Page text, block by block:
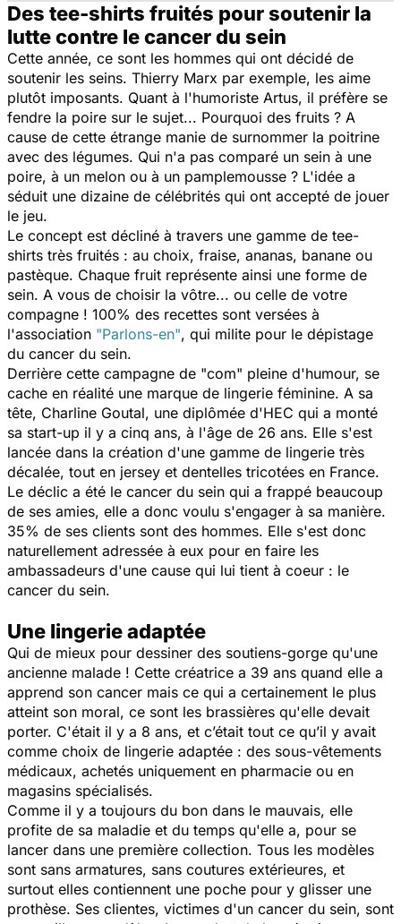
Des tee-shirts fruités pour soutenir la
lutte contre le cancer du sein
Cette année, ce sont les hommes qui ont décidé de
soutenir les seins. Thierry Marx par exemple, les aime
plutôt imposants. Quant à l'humoriste Artus, il préfère se
fendre la poire sur le sujet... Pourquoi des fruits ? A
cause de cette étrange manie de surnommer la poitrine
avec des légumes. Qui n'a pas comparé un sein à une
poire, à un melon ou à un pamplemousse ? L'idée a
séduit une dizaine de célébrités qui ont accepté de jouer
le jeu.
Le concept est décliné à travers une gamme de tee-
shirts très fruités : au choix, fraise, ananas, banane ou
pastèque. Chaque fruit représente ainsi une forme de
sein. A vous de choisir la vôtre... ou celle de votre
compagne ! 100% des recettes sont versées à
l'association "Parlons-en", qui milite pour le dépistage
du cancer du sein.
Derrière cette campagne de "com" pleine d'humour, se
cache en réalité une marque de lingerie féminine. A sa
tête, Charline Goutal, une diplômée d'HEC qui a monté
sa start-up il y a cinq ans, à l'âge de 26 ans. Elle s'est
lancée dans la création d'une gamme de lingerie très
décalée, tout en jersey et dentelles tricotées en France.
Le déclic a été le cancer du sein qui a frappé beaucoup
de ses amies, elle a donc voulu s'engager à sa manière.
35% de ses clients sont des hommes. Elle s'est donc
naturellement adressée à eux pour en faire les
ambassadeurs d'une cause qui lui tient à coeur : le
cancer du sein.
Une lingerie adaptée
Qui de mieux pour dessiner des soutiens-gorge qu'une
ancienne malade ! Cette créatrice a 39 ans quand elle a
apprend son cancer mais ce qui a certainement le plus
atteint son moral, ce sont les brassières qu'elle devait
porter. C'était il y a 8 ans, et c’était tout ce qu’il y avait
comme choix de lingerie adaptée : des sous-vêtements
médicaux, achetés uniquement en pharmacie ou en
magasins spécialisés.
Comme il y a toujours du bon dans le mauvais, elle
profite de sa maladie et du temps qu'elle a, pour se
lancer dans une première collection. Tous les modèles
sont sans armatures, sans coutures extérieures, et
surtout elles contiennent une poche pour y glisser une
prothèse. Ses clientes, victimes d'un cancer du sein, sont